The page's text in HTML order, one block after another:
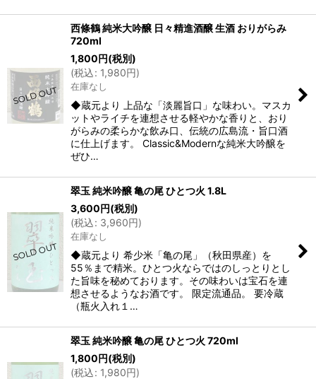
西條鶴 純米大吟醸 日々精進酒醸 生酒 おりがらみ
720ml
1,800円(税別)
(税込: 1,980円)
在庫なし
◆蔵元より 上品な「淡麗旨口」な味わい。マスカ
ットやライチを連想させる軽やかな香りと、おり
がらみの柔らかな飲み口、伝統の広島流・旨口酒
に仕上げます。 Classic&Modernな純米大吟醸を
ぜひ…
翠玉 純米吟醸 亀の尾 ひとつ火 1.8L
3,600円(税別)
(税込: 3,960円)
在庫なし
◆蔵元より 希少米「亀の尾」（秋田県産）を
55％まで精米。ひとつ火ならではのしっとりとし
た旨味を秘めております。その味わいは宝石を連
想させるようなお酒です。 限定流通品。 要冷蔵
（瓶火入れ１…
翠玉 純米吟醸 亀の尾 ひとつ火 720ml
1,800円(税別)
(税込: 1,980円)